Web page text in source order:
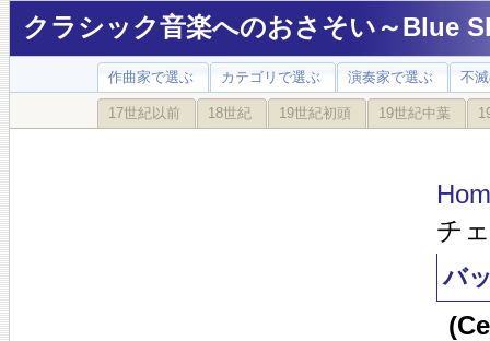
クラシック音楽へのおさそい～Blue
作曲家で選ぶ カテゴリで選ぶ 演奏家で選ぶ 不
17世紀以前 18世紀 19世紀初頭 19世紀中葉
チ
バ